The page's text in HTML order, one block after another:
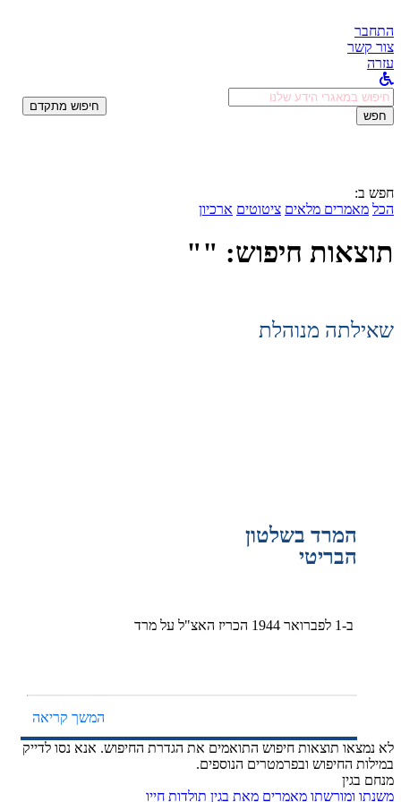
התחבר
צור קשר
עזרה
לחפש
ב:חפש
חיפוש מתקדם
חפש ב:
הכל מאמרים מלאים ציטוטים ארכיון
תוצאות חיפוש: ""
שאילתה מנוהלת
המרד בשלטון
הבריטי
ב-1 לפברואר 1944 הכריז האצ"ל על מרד
במאבק לריבונות יהודית בארץ ישראל. יחד עם
זה האמינו לוחמי ומפקדי האצ"ל בערכי החרות,
השוויון ואהבת האדם, וניסו ככל יכולתם לבטא
המשך קריאה
לא נמצאו תוצאות חיפוש התואמים את הגדרת החיפוש. אנא נסו לדייק
במילות החיפוש ובפרמטרים הנוספים.
מנחם בגין
משנתו ומורשתו מאמרים מאת בגין תולדות חייו